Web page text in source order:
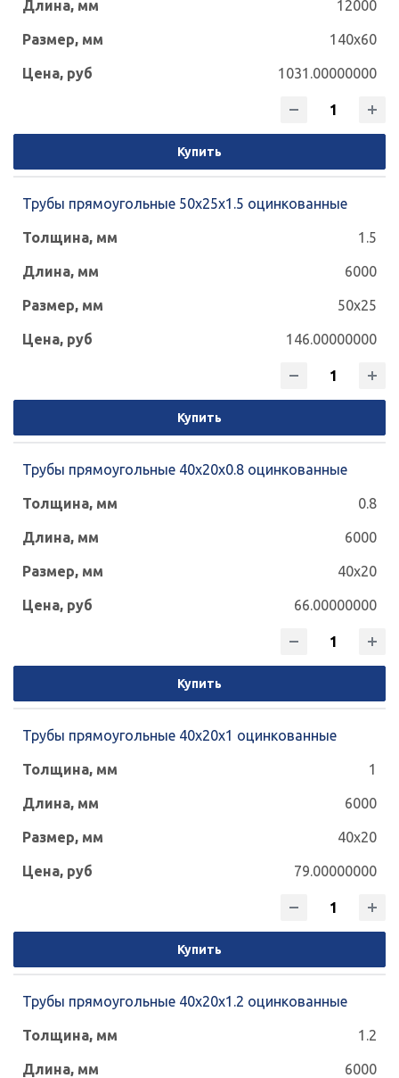
12000
140x60
1031.00000000
Купить
Трубы прямоугольные 50х25х1.5 оцинкованные
1.5
6000
50x25
146.00000000
Купить
Трубы прямоугольные 40х20х0.8 оцинкованные
0.8
6000
40x20
66.00000000
Купить
Трубы прямоугольные 40х20х1 оцинкованные
1
6000
40x20
79.00000000
Купить
Трубы прямоугольные 40х20х1.2 оцинкованные
1.2
6000